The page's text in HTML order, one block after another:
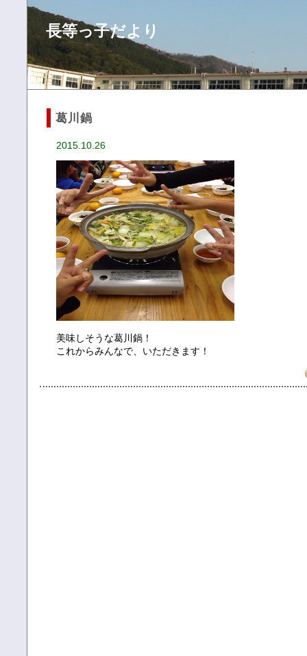
長等っ子だより
葛川鍋
2015.10.26
美味しそうな葛川鍋！
これからみんなで、いただきます！